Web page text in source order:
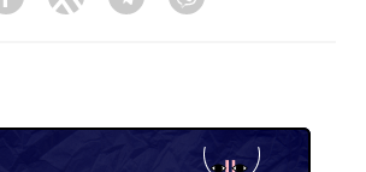
FacebookTwitter Telegram